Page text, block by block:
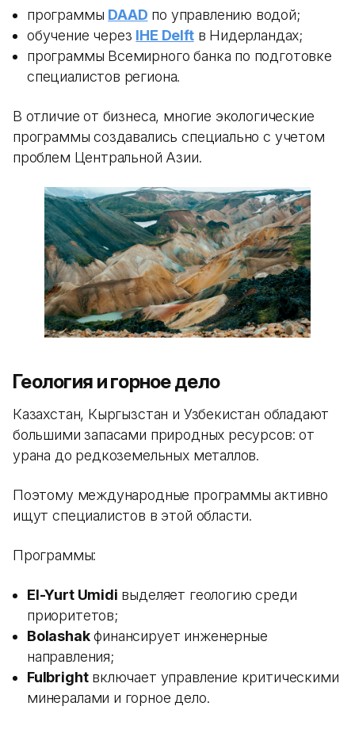
программы DAAD по управлению водой;
обучение через IHE Delftв Нидерландах;
программы Всемирного банка по подготовке
специалистов региона.
В отличие от бизнеса, многие экологические
программы создавались специально с учетом
проблем Центральной Азии.
Геология и горное дело
Казахстан, Кыргызстан и Узбекистан обладают
большими запасами природных ресурсов: от
урана до редкоземельных металлов.
Поэтому международные программы активно
ищут специалистов в этой области.
Программы:
El-Yurt Umidi выделяет геологию среди
приоритетов;
Bolashakфинансирует инженерные
направления;
Fulbrightвключает управление критическими
минералами и горное дело.